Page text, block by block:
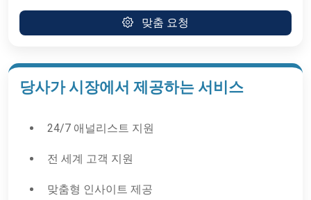
맞춤 요청
당사가 시장에서 제공하는 서비스
24/7 애널리스트 지원
전 세계 고객 지원
맞춤형 인사이트 제공